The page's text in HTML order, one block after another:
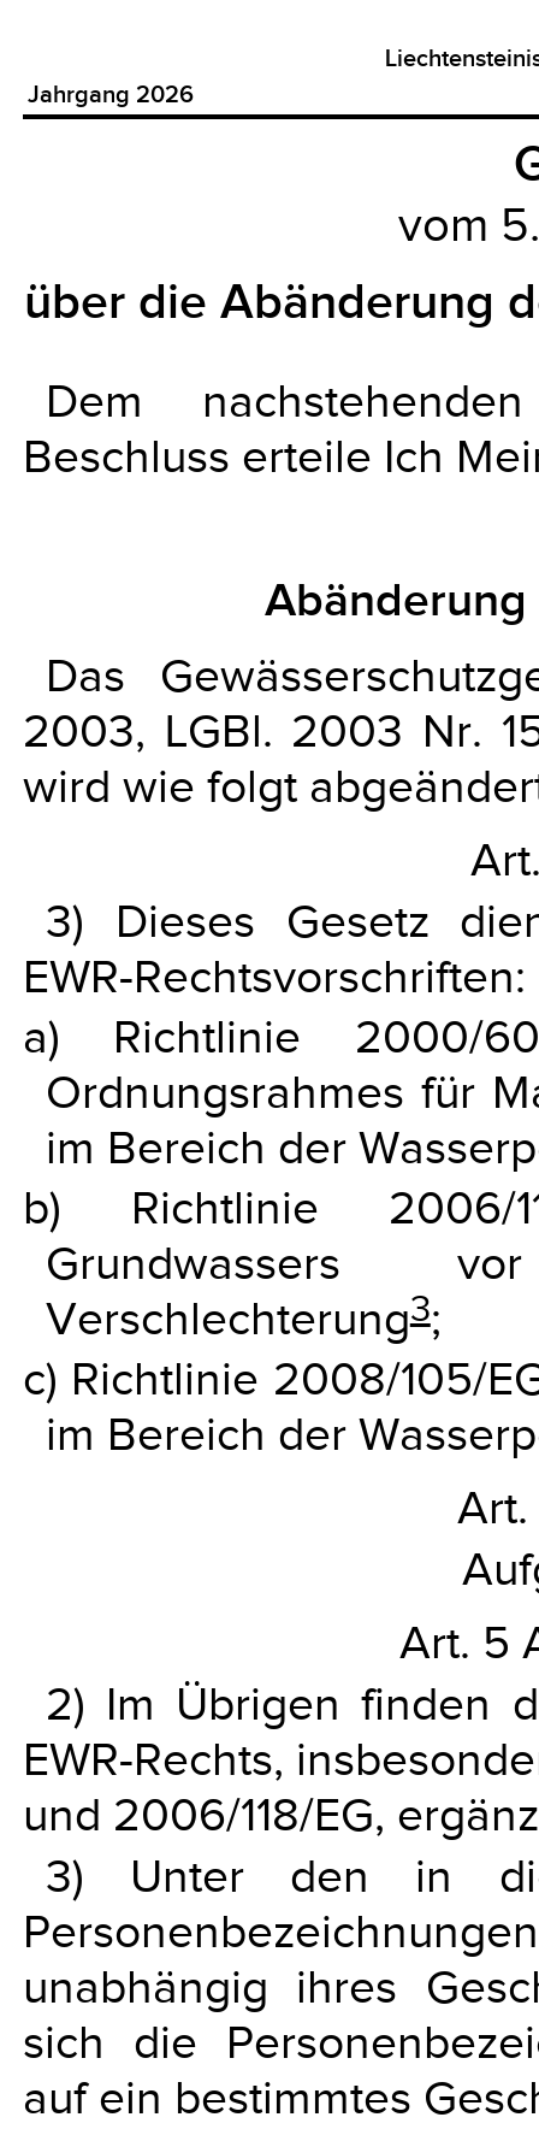
Jahrgang 2026
vom
über die Abänderung
Dem
Beschluss erteile Ich
Das
2003, LGBl. 2003 Nr.
wird wie folgt
3) Dieses Gesetz
EWR-Rechtsvorschriften:
a) Richtlinie 2000/
Ordnungsrahmes für
im Bereich der
b) Richtlinie 2006/
Grundwassers
Verschlechterung3;
c) Richtlinie 2008/105/
im Bereich der
Art.
Art. 5
2) Im Übrigen finden
EWR-Rechts,
und 2006/118/EG,
3) Unter den in
unabhängig ihres
sich die
auf ein bestimmtes